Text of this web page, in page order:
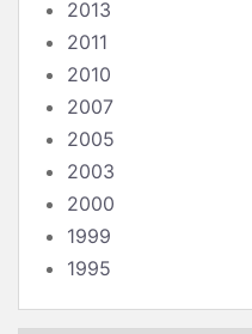
2013
2011
2010
2007
2005
2003
2000
1999
1995